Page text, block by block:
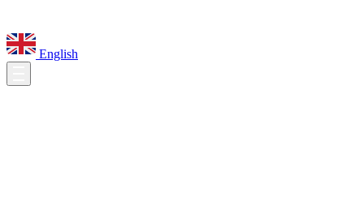
English